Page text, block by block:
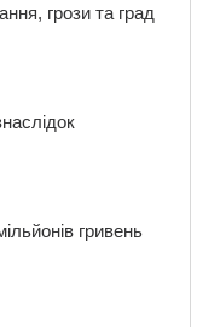
грози та град
гривень